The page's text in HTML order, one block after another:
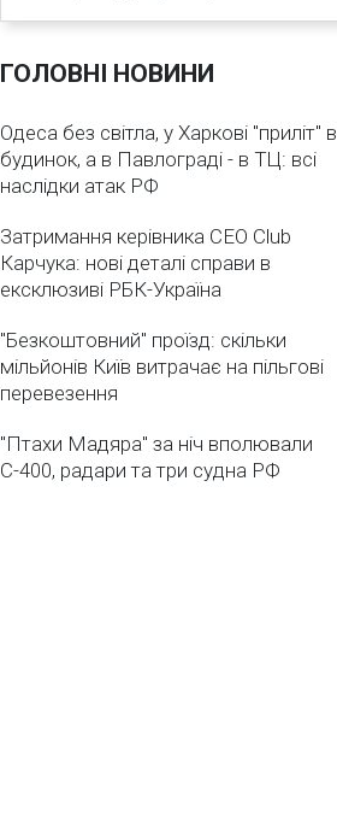
ГОЛОВНІ НОВИНИ
Одеса без світла, у Харкові "приліт" в
будинок, а в Павлограді - в ТЦ: всі
наслідки атак РФ
Затримання керівника CEO Club
Карчука: нові деталі справи в
ексклюзиві РБК-Україна
"Безкоштовний" проїзд: скільки
мільйонів Київ витрачає на пільгові
перевезення
"Птахи Мадяра" за ніч вполювали
С-400, радари та три судна РФ